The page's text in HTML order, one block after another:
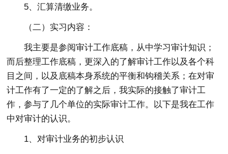
5、汇算清缴业务。
（二）实习内容：
我主要是参阅审计工作底稿，从中学习审计知识；
而后整理工作底稿，更深入的了解审计工作以及各个科
目之间，以及底稿本身系统的平衡和钩稽关系；在对审
计工作有了一定的了解之后，我实际的接触了审计工
作，参与了几个单位的实际审计工作。以下是我在工作
中对审计的认识。
1、对审计业务的初步认识